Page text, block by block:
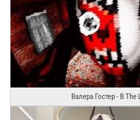
Валера Гостер - В The